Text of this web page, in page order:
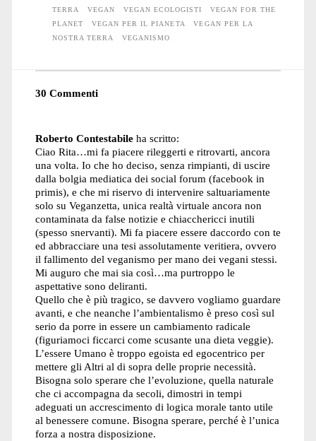
TERRA
VEGAN VEGAN ECOLOGISTI
VEGAN FOR THE
PLANET
VEGAN PER IL PIANETA
VEGAN PER LA
NOSTRA TERRA
VEGANISMO
30 Commenti
Roberto Contestabile ha scritto:
Ciao Rita…mi fa piacere rileggerti e ritrovarti, ancora
una volta. Io che ho deciso, senza rimpianti, di uscire
dalla bolgia mediatica dei social forum (facebook in
primis), e che mi riservo di intervenire saltuariamente
solo su Veganzetta, unica realtà virtuale ancora non
contaminata da false notizie e chiacchericci inutili
(spesso snervanti). Mi fa piacere essere daccordo con te
ed abbracciare una tesi assolutamente veritiera, ovvero
il fallimento del veganismo per mano dei vegani stessi.
Mi auguro che mai sia così…ma purtroppo le
aspettative sono deliranti.
Quello che è più tragico, se davvero vogliamo guardare
avanti, e che neanche l’ambientalismo è preso così sul
serio da porre in essere un cambiamento radicale
(figuriamoci ficcarci come scusante una dieta veggie).
L’essere Umano è troppo egoista ed egocentrico per
mettere gli Altri al di sopra delle proprie necessità.
Bisogna solo sperare che l’evoluzione, quella naturale
che ci accompagna da secoli, dimostri in tempi
adeguati un accrescimento di logica morale tanto utile
al benessere comune. Bisogna sperare, perché è l’unica
forza a nostra disposizione.